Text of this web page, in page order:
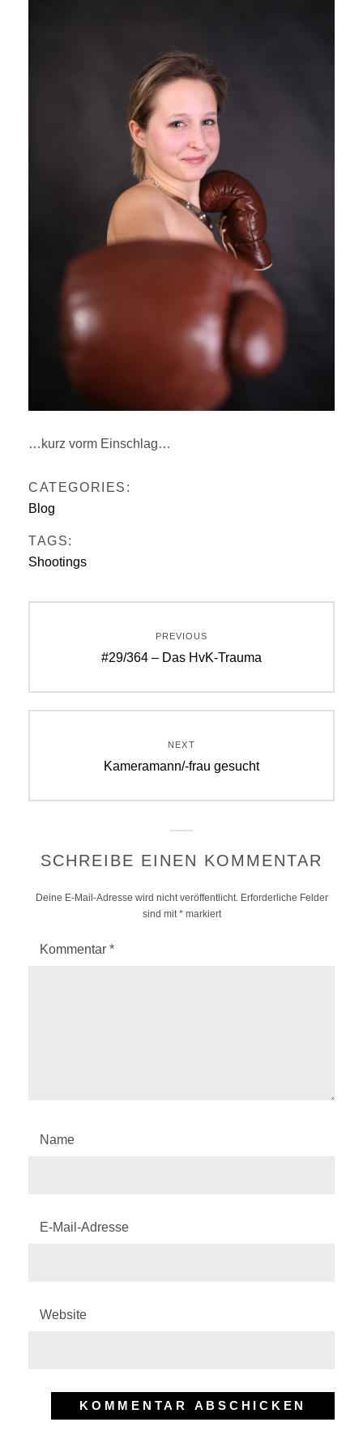
…kurz vorm Einschlag…
CATEGORIES:
Blog
TAGS:
Shootings
PREVIOUS
Previous
#29/364 – Das HvK-Trauma
NEXT
Next
Kameramann/-frau gesucht
SCHREIBE EINEN KOMMENTAR
Deine E-Mail-Adresse wird nicht veröffentlicht. Erforderliche Felder
sind mit*markiert
Kommentar *
Name
E-Mail-Adresse
Website